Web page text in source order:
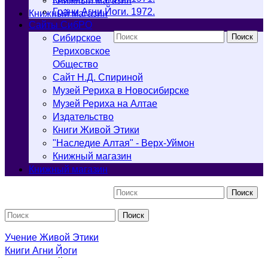
Книжный магазин
Поиск
Грани Агни Йоги. 1972.
Cайты СибРО
Сибирское
Рериховское
Общество
Сайт Н.Д. Спириной
Музей Рериха в Новосибирске
Музей Рериха на Алтае
Издательство
Книги Живой Этики
"Наследие Алтая" - Верх-Уймон
Книжный магазин
Книжный магазин
Поиск
Поиск
Учение Живой Этики
Книги Агни Йоги